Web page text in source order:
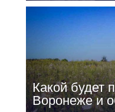
Какой будет
Воронеже и